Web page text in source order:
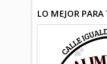
LO MEJOR